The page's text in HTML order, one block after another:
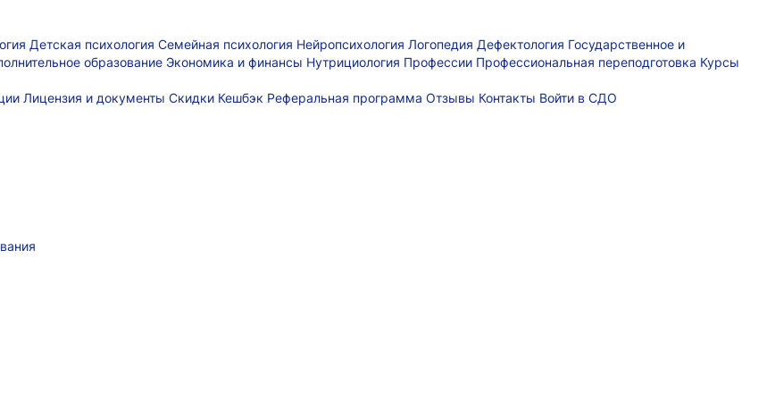
Детская психология Семейная психология Нейропсихология Логопедия Дефектология Государственное и
образование Экономика и финансы Нутрициология Профессии Профессиональная переподготовка Курсы
Лицензия и документы Скидки Кешбэк Реферальная программа Отзывы Контакты Войти в СДО